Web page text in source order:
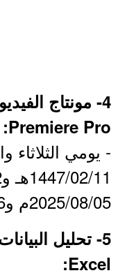
4- مونتاج
Premiere Pro:
- يومي الثلاثاء
2025/08/05م و2025/08/06م.
5- تحليل
Excel: